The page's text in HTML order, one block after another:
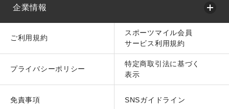
企業情報
ご利用規約
スポーツマイル会員
サービス利用規約
プライバシーポリシー
特定商取引法に基づく
表示
免責事項 SNSガイドライン